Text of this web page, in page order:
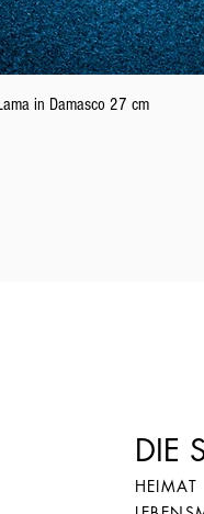
in Damasco 27 cm
DIE
HEIMAT